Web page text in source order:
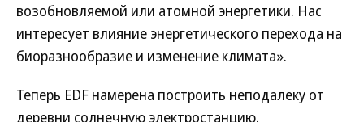
возобновляемой или атомной энергетики. Нас
интересует влияние энергетического перехода на
биоразнообразие и изменение климата».
Теперь EDF намерена построить неподалеку от
деревни солнечную электростанцию.